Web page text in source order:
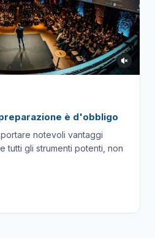
è d'obbligo
notevoli vantaggi
tutti gli strumenti potenti, non